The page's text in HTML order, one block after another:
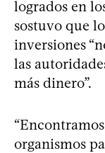
logrados en
sostuvo que
inversiones
las
más dinero”.
organismos